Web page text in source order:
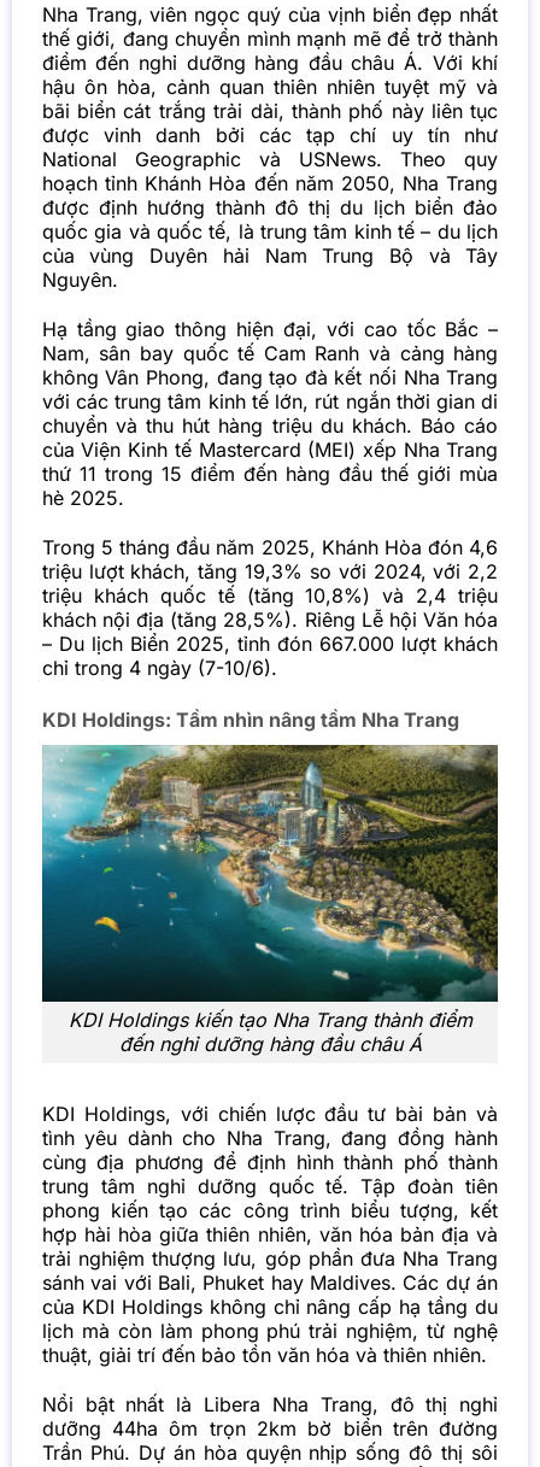
Nha Trang, viên ngọc quý của vịnh biển đẹp nhất
thế giới, đang chuyển mình mạnh mẽ để trở thành
điểm đến nghỉ dưỡng hàng đầu châu Á. Với khí
hậu ôn hòa, cảnh quan thiên nhiên tuyệt mỹ và
bãi biển cát trắng trải dài, thành phố này liên tục
được vinh danh bởi các tạp chí uy tín như
National Geographic và USNews. Theo quy
hoạch tỉnh Khánh Hòa đến năm 2050, Nha Trang
được định hướng thành đô thị du lịch biển đảo
quốc gia và quốc tế, là trung tâm kinh tế – du lịch
của vùng Duyên hải Nam Trung Bộ và Tây
Nguyên.
Hạ tầng giao thông hiện đại, với cao tốc Bắc –
Nam, sân bay quốc tế Cam Ranh và cảng hàng
không Vân Phong, đang tạo đà kết nối Nha Trang
với các trung tâm kinh tế lớn, rút ngắn thời gian di
chuyển và thu hút hàng triệu du khách. Báo cáo
của Viện Kinh tế Mastercard (MEI) xếp Nha Trang
thứ 11 trong 15 điểm đến hàng đầu thế giới mùa
hè 2025.
Trong 5 tháng đầu năm 2025, Khánh Hòa đón 4,6
triệu lượt khách, tăng 19,3% so với 2024, với 2,2
triệu khách quốc tế (tăng 10,8%) và 2,4 triệu
khách nội địa (tăng 28,5%). Riêng Lễ hội Văn hóa
– Du lịch Biển 2025, tỉnh đón 667.000 lượt khách
chỉ trong 4 ngày (7-10/6).
KDI Holdings: Tầm nhìn nâng tầm Nha Trang
KDI Holdings kiến tạo Nha Trang thành điểm
đến nghỉ dưỡng hàng đầu châu Á
KDI Holdings, với chiến lược đầu tư bài bản và
tình yêu dành cho Nha Trang, đang đồng hành
cùng địa phương để định hình thành phố thành
trung tâm nghỉ dưỡng quốc tế. Tập đoàn tiên
phong kiến tạo các công trình biểu tượng, kết
hợp hài hòa giữa thiên nhiên, văn hóa bản địa và
trải nghiệm thượng lưu, góp phần đưa Nha Trang
sánh vai với Bali, Phuket hay Maldives. Các dự án
của KDI Holdings không chỉ nâng cấp hạ tầng du
lịch mà còn làm phong phú trải nghiệm, từ nghệ
thuật, giải trí đến bảo tồn văn hóa và thiên nhiên.
Nổi bật nhất là Libera Nha Trang, đô thị nghỉ
dưỡng 44ha ôm trọn 2km bờ biển trên đường
Trần Phú. Dự án hòa quyện nhịp sống đô thị sôi